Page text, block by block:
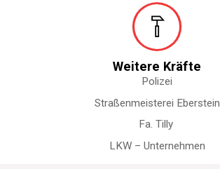
Weitere Kräfte
Polizei
Straßenmeisterei Eberstein
Fa. Tilly
LKW – Unternehmen